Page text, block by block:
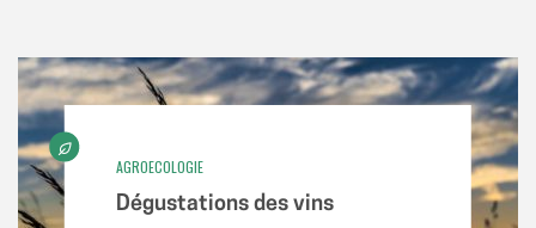
AGROECOLOGIE
Dégustations des vins